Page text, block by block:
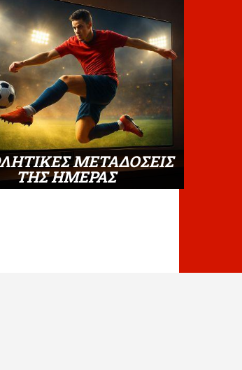
ΜΕΤΑΔΟΣΕΙΣ
ΤΗΣ ΗΜΕΡΑΣ